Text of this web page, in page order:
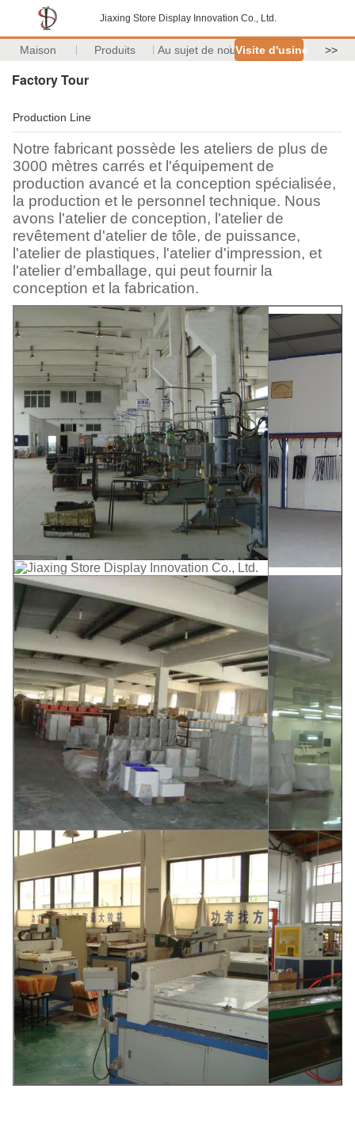
Jiaxing Store Display Innovation Co., Ltd.
Maison Produits Au sujet de nousVisite d'usine >>
Factory Tour
Production Line
Notre fabricant possède les ateliers de plus de
3000 mètres carrés et l'équipement de
production avancé et la conception spécialisée,
la production et le personnel technique. Nous
avons l'atelier de conception, l'atelier de
revêtement d'atelier de tôle, de puissance,
l'atelier de plastiques, l'atelier d'impression, et
l'atelier d'emballage, qui peut fournir la
conception et la fabrication.